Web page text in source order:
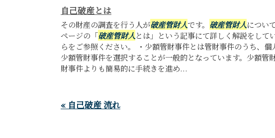
自己破産とは
その財産の調査を行う人が破産管財人です。 破産管財人につい
ページの「破産管財人とは」という記事にて詳しく解説をして
らをご参照ください。 ・少額管財事件とは管財事件のうち、個
少額管財事件を選択することが一般的となっています。少額管
財事件よりも簡易的に手続きを進め...
« 自己破産 流れ